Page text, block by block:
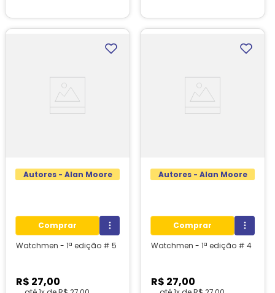
Autores - Alan Moore
Comprar
Watchmen - 1ª edição # 5
R$ 27,00
Autores - Alan Moore
Comprar
Watchmen - 1ª edição # 4
R$ 27,00